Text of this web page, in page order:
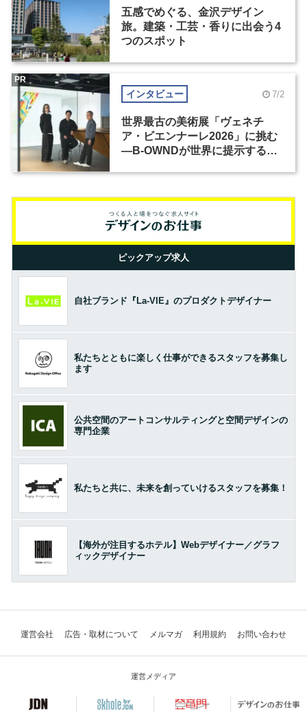
五感でめぐる、金沢デザイン
旅。建築・工芸・香りに出会う4
つのスポット
インタビュー 7/2
世界最古の美術展「ヴェネチ
ア・ビエンナーレ2026」に挑む
―B-OWNDが世界に提示する美
PR
ピックアップ求人
自社ブランド『La-VIE』のプロダクトデザイナー
私たちとともに楽しく仕事ができるスタッフを募集し
ます
公共空間のアートコンサルティングと空間デザインの
専門企業
私たちと共に、未来を創っていけるスタッフを募集！
【海外が注目するホテル】Webデザイナー／グラフ
ィックデザイナー
運営会社 広告・取材について メルマガ 利用規約 お問い合わせ
運営メディア